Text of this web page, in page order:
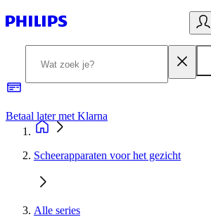
Betaal later met Klarna
Scheerapparaten voor het gezicht
Alle series